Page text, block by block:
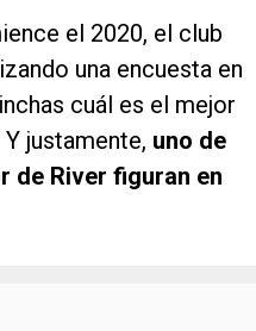
el 2020, el club
una encuesta en
cuál es el mejor
justamente, uno de
de River figuran en